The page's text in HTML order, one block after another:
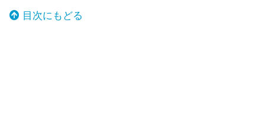
目次にもどる